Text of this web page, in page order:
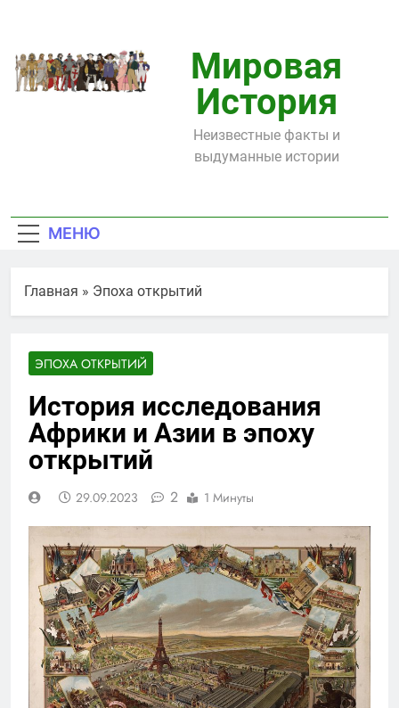
содержимому
Мировая
История
Неизвестные факты и
выдуманные истории
МЕНЮ
Главная » Эпоха открытий
ЭПОХА ОТКРЫТИЙ
История исследования
Африки и Азии в эпоху
открытий
29.09.2023 2 1 Минуты